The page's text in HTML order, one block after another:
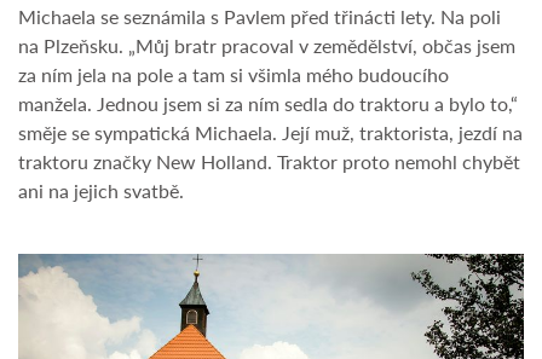
Michaela se seznámila s Pavlem před třinácti lety. Na poli
na Plzeňsku. „Můj bratr pracoval v zemědělství, občas jsem
za ním jela na pole a tam si všimla mého budoucího
manžela. Jednou jsem si za ním sedla do traktoru a bylo to,“
směje se sympatická Michaela. Její muž, traktorista, jezdí na
traktoru značky New Holland. Traktor proto nemohl chybět
ani na jejich svatbě.